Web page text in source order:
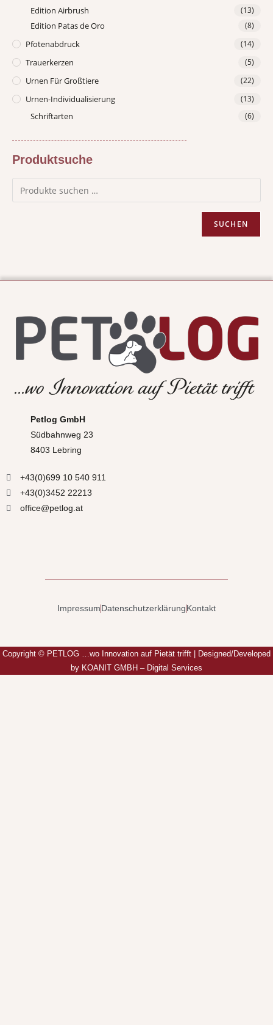
Edition Airbrush (13)
Edition Patas de Oro (8)
Pfotenabdruck (14)
Trauerkerzen (5)
Urnen Für Großtiere (22)
Urnen-Individualisierung (13)
Schriftarten (6)
Produktsuche
SUCHEN
Petlog GmbH
Südbahnweg 23
8403 Lebring
+43(0)699 10 540 911
+43(0)3452 22213
office@petlog.at
ImpressumDatenschutzerklärungKontakt
Copyright © PETLOG …wo Innovation auf Pietät trifft | Designed/Developed
by KOANIT GMBH – Digital Services